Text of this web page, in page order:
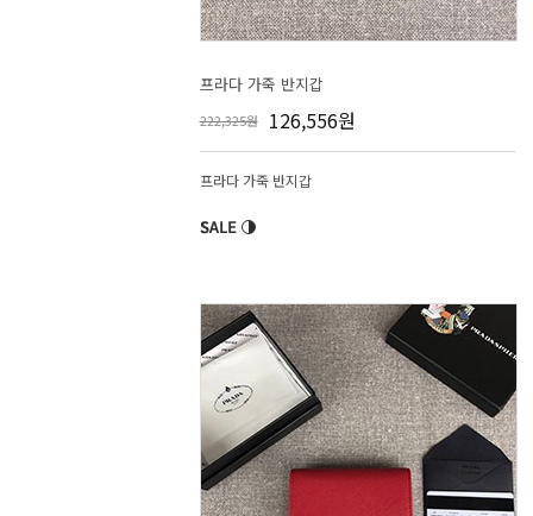
프라다 가죽 반지갑
222,325원 126,556원
프라다 가죽 반지갑